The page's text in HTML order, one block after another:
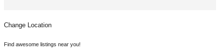
Change Location
Find awesome listings near you!